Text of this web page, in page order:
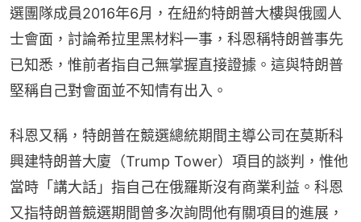
選團隊成員2016年6月，在紐約特朗普大樓與俄國人
士會面，討論希拉里黑材料一事，科恩稱特朗普事先
已知悉，惟前者指自己無掌握直接證據。這與特朗普
堅稱自己對會面並不知情有出入。
科恩又稱，特朗普在競選總統期間主導公司在莫斯科
興建特朗普大廈（Trump Tower）項目的談判，惟他
當時「講大話」指自己在俄羅斯沒有商業利益。科恩
又指特朗普競選期間曾多次詢問他有關項目的進展，